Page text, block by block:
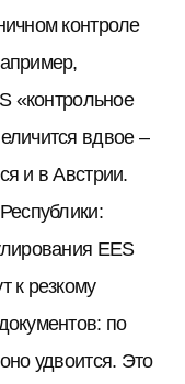
контроле
«контрольное
вдвое –
и в Австрии.
EES
к резкому
по
удвоится. Это